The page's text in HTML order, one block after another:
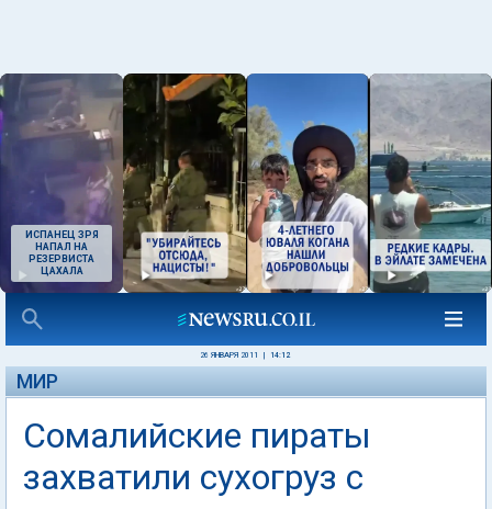
ИСПАНЕЦ ЗРЯ
НАПАЛ НА
РЕЗЕРВИСТА
ЦАХАЛА
26 ЯНВАРЯ 2011 14:12
МИР
Сомалийские пираты
захватили сухогруз с